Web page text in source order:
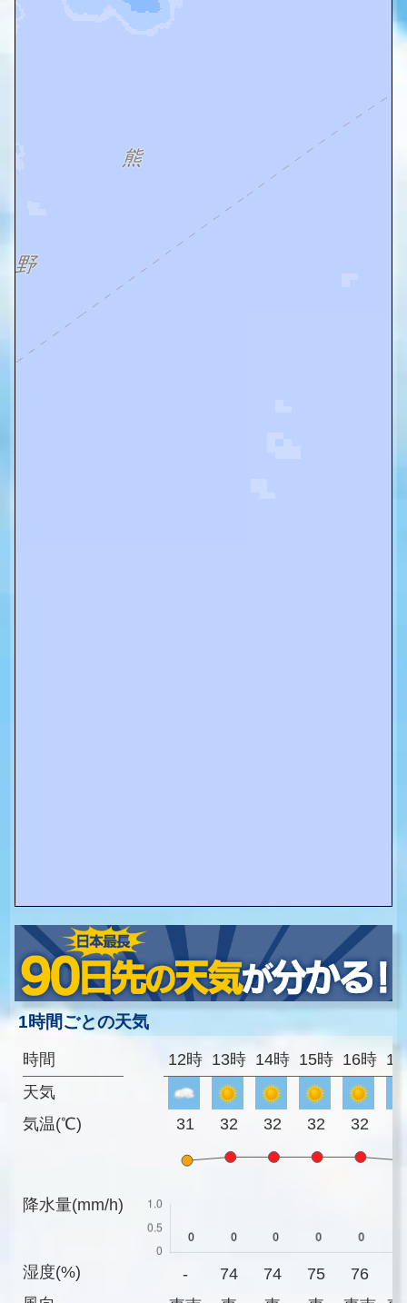
1時間ごとの天気
時間
天気
気温(℃)
降水量(mm/h)
湿度(%)
12時 13時 14時 15時 16時
31 32 32 32 32
- 74 74 75 76